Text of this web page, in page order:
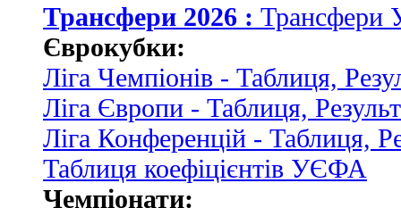
Трансфери 2026 : Трансфери
Єврокубки:
Ліга Чемпіонів - Таблиця,
Ліга Європи - Таблиця,
Ліга Конференцій - Таблиця,
Таблиця коефіцієнтів УЄФА
Чемпіонати: